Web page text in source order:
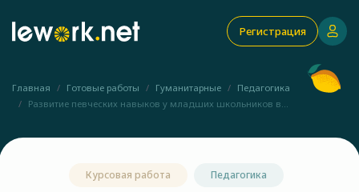
Регистрация
Главная Готовые работы Гуманитарные
Педагогика
Развитие певческих навыков у младших школьников в...
Курсовая работа Педагогика